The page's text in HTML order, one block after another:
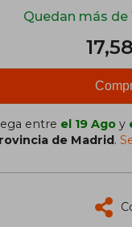
Quedan más de
entre el 19 Ago y
de Madrid.